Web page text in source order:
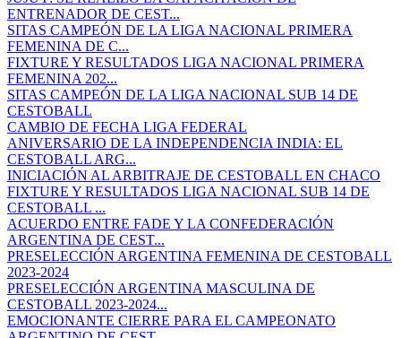
ENTRENADOR DE CEST...
SITAS CAMPEÓN DE LA LIGA NACIONAL PRIMERA
FEMENINA DE C...
FIXTURE Y RESULTADOS LIGA NACIONAL PRIMERA
FEMENINA 202...
SITAS CAMPEÓN DE LA LIGA NACIONAL SUB 14 DE
CESTOBALL
CAMBIO DE FECHA LIGA FEDERAL
ANIVERSARIO DE LA INDEPENDENCIA INDIA: EL
CESTOBALL ARG...
INICIACIÓN AL ARBITRAJE DE CESTOBALL EN CHACO
FIXTURE Y RESULTADOS LIGA NACIONAL SUB 14 DE
CESTOBALL ...
ACUERDO ENTRE FADE Y LA CONFEDERACIÓN
ARGENTINA DE CEST...
PRESELECCIÓN ARGENTINA FEMENINA DE CESTOBALL
2023-2024
PRESELECCIÓN ARGENTINA MASCULINA DE
CESTOBALL 2023-2024...
EMOCIONANTE CIERRE PARA EL CAMPEONATO